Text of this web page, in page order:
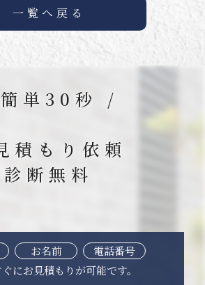
一覧へ戻る
単30秒 /
積もり依頼
診断無料
お名前
電話番号
にお見積もりが可能です。